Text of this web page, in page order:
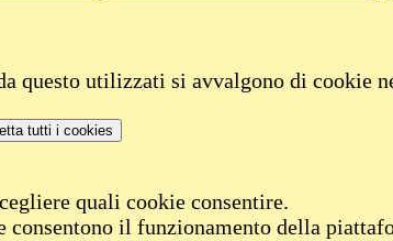
questo utilizzati si avvalgono di cookie
tutti i cookies
quali cookie consentire.
consentono il funzionamento della